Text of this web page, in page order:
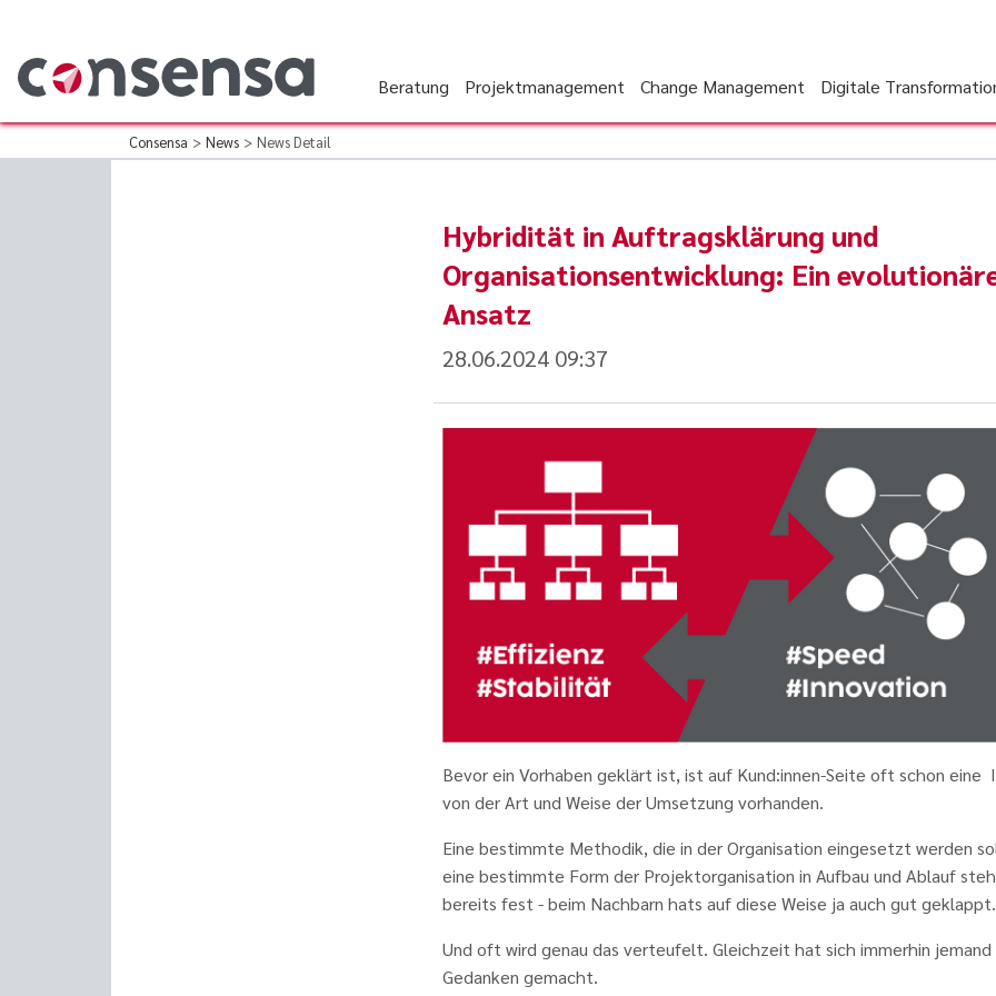
Beratung Projektmanagement Change Management Digitale
Consensa > News > News Detail
Hybridität in Auftragsklärung und
Organisationsentwicklung: Ein
Ansatz
28.06.2024 09:37
Bevor ein Vorhaben geklärt ist, ist auf Kund:innen-Seite oft schon eine
von der Art und Weise der Umsetzung vorhanden.
Eine bestimmte Methodik, die in der Organisation eingesetzt werden
eine bestimmte Form der Projektorganisation in Aufbau und Ablauf
bereits fest - beim Nachbarn hats auf diese Weise ja auch gut geklappt.
Und oft wird genau das verteufelt. Gleichzeit hat sich immerhin jemand
Gedanken gemacht.